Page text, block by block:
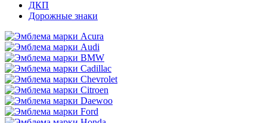
ДКП
Дорожные знаки